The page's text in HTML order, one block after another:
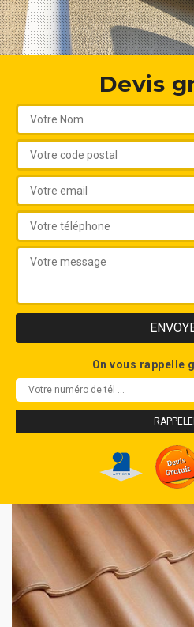
Devis
On vous rappelle